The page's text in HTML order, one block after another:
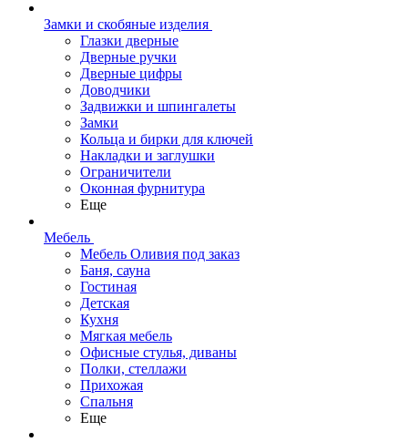
Замки и скобяные изделия
Глазки дверные
Дверные ручки
Дверные цифры
Доводчики
Задвижки и шпингалеты
Замки
Кольца и бирки для ключей
Накладки и заглушки
Ограничители
Оконная фурнитура
Еще
Мебель
Мебель Оливия под заказ
Баня, сауна
Гостиная
Детская
Кухня
Мягкая мебель
Офисные стулья, диваны
Полки, стеллажи
Прихожая
Спальня
Еще